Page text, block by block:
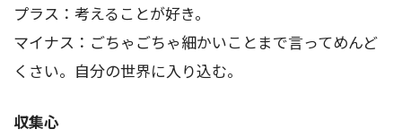
プラス：考えることが好き。
マイナス：ごちゃごちゃ細かいことまで言ってめんど
くさい。自分の世界に入り込む。
収集心